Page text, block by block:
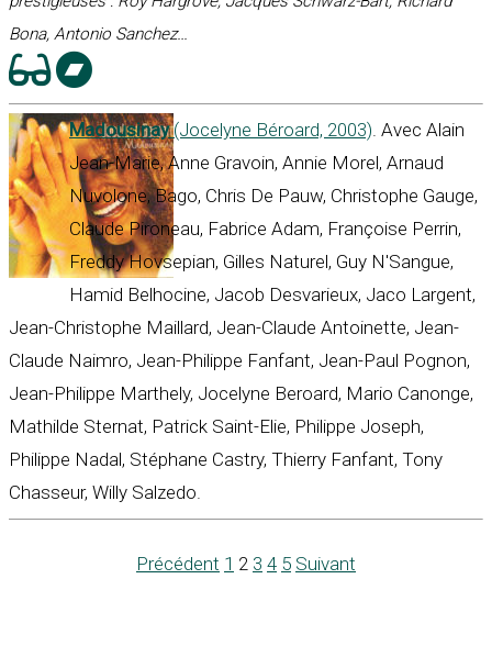
Bona, Antonio Sanchez…
Madousinay(Jocelyne Béroard, 2003). Avec Alain
Jean-Marie, Anne Gravoin, Annie Morel, Arnaud
Nuvolone, Bago, Chris De Pauw, Christophe Gauge,
Claude Pironeau, Fabrice Adam, Françoise Perrin,
Freddy Hovsepian, Gilles Naturel, Guy N'Sangue,
Hamid Belhocine, Jacob Desvarieux, Jaco Largent,
Jean-Christophe Maillard, Jean-Claude Antoinette, Jean-
Claude Naimro, Jean-Philippe Fanfant, Jean-Paul Pognon,
Jean-Philippe Marthely, Jocelyne Beroard, Mario Canonge,
Mathilde Sternat, Patrick Saint-Elie, Philippe Joseph,
Philippe Nadal, Stéphane Castry, Thierry Fanfant, Tony
Chasseur, Willy Salzedo.
Précédent 1 2 3 4 5 Suivant